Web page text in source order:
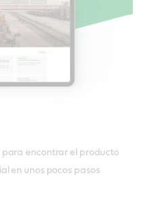
encontrar el producto
en unos pocos pasos